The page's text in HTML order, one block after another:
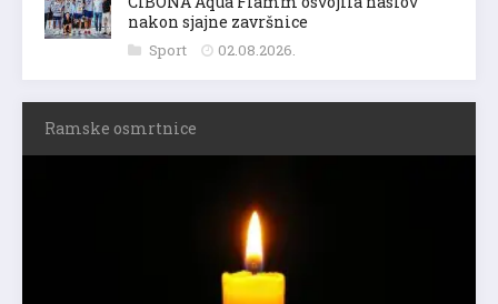
nakon sjajne završnice
Sport 02.08.2026.
Ramske osmrtnice